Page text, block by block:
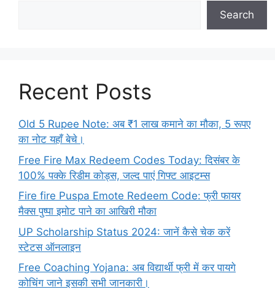
Search
Recent Posts
Old 5 Rupee Note: अब ₹1 लाख कमाने का मौका, 5 रूपए
का नोट यहाँ बेचे।
Free Fire Max Redeem Codes Today: दिसंबर के
100% पक्के रिडीम कोड्स, जल्द पाएं गिफ्ट आइटम्स
Fire fire Puspa Emote Redeem Code: फ्री फायर
मैक्स पुष्पा इमोट पाने का आखिरी मौका
UP Scholarship Status 2024: जानें कैसे चेक करें
स्टेटस ऑनलाइन
Free Coaching Yojana: अब विद्यार्थी फ्री में कर पायगे
कोचिंग जाने इसकी सभी जानकारी।